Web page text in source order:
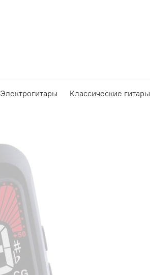
Электрогитары Классические гитары